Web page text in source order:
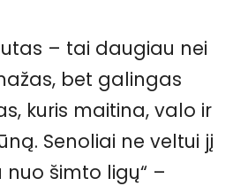
– tai daugiau nei
bet galingas
kuris maitina, valo ir
Senoliai ne veltui jį
nuo šimto ligų“ –